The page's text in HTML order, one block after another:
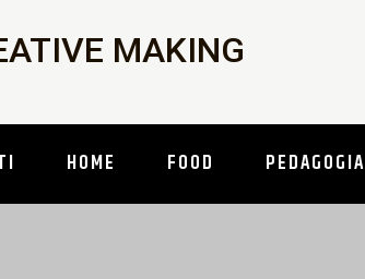
MAKING
HOME FOOD PEDAGOGIA